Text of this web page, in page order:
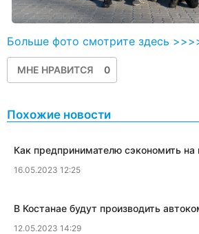
Больше фото смотрите здесь
МНЕ НРАВИТСЯ 0
Похожие новости
​Как предпринимателю сэкономить на
16.05.2023 12:25
​В Костанае будут производить
12.05.2023 14:29